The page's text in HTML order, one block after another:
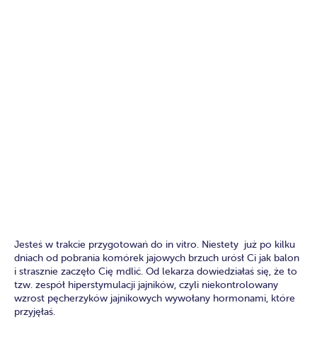
Jesteś w trakcie przygotowań do in vitro. Niestety już po kilku
dniach od pobrania komórek jajowych brzuch urósł Ci jak balon
i strasznie zaczęło Cię mdlić. Od lekarza dowiedziałaś się, że to
tzw. zespół hiperstymulacji jajników, czyli niekontrolowany
wzrost pęcherzyków jajnikowych wywołany hormonami, które
przyjęłaś.